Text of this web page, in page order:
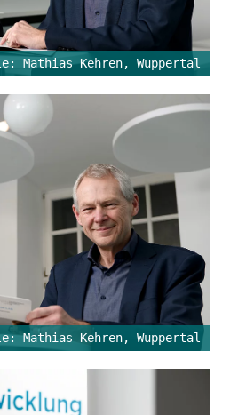
Mathias Kehren, Wuppertal
Mathias Kehren, Wuppertal